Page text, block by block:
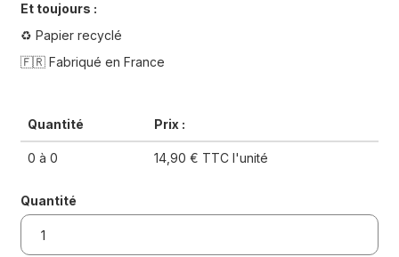
Et toujours :
♻️ Papier recyclé
🇫🇷 Fabriqué en France
Quantité Prix :
0 à 0 14,90 € TTC l'unité
Quantité